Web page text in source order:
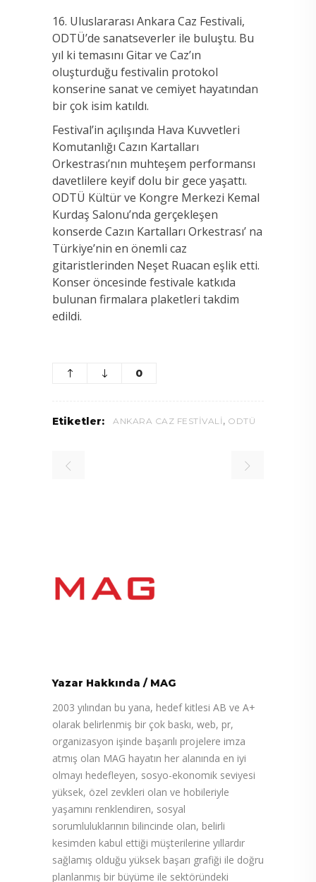
16. Uluslararası Ankara Caz Festivali,
ODTÜ’de sanatseverler ile buluştu. Bu
yıl ki temasını Gitar ve Caz’ın
oluşturduğu festivalin protokol
konserine sanat ve cemiyet hayatından
bir çok isim katıldı.
Festival’in açılışında Hava Kuvvetleri
Komutanlığı Cazın Kartalları
Orkestrası’nın muhteşem performansı
davetlilere keyif dolu bir gece yaşattı.
ODTÜ Kültür ve Kongre Merkezi Kemal
Kurdaş Salonu’nda gerçekleşen
konserde Cazın Kartalları Orkestrası’ na
Türkiye’nin en önemli caz
gitaristlerinden Neşet Ruacan eşlik etti.
Konser öncesinde festivale katkıda
bulunan firmalara plaketleri takdim
edildi.
0
Etiketler: ANKARA CAZ FESTIVALI , ODTÜ
Yazar Hakkında / MAG
2003 yılından bu yana, hedef kitlesi AB ve A+
olarak belirlenmiş bir çok baskı, web, pr,
organizasyon işinde başarılı projelere imza
atmış olan MAG hayatın her alanında en iyi
olmayı hedefleyen, sosyo-ekonomik seviyesi
yüksek, özel zevkleri olan ve hobileriyle
yaşamını renklendiren, sosyal
sorumluluklarının bilincinde olan, belirli
kesimden kabul ettiği müşterilerine yıllardır
sağlamış olduğu yüksek başarı grafiği ile doğru
planlanmış bir büyüme ile sektöründeki